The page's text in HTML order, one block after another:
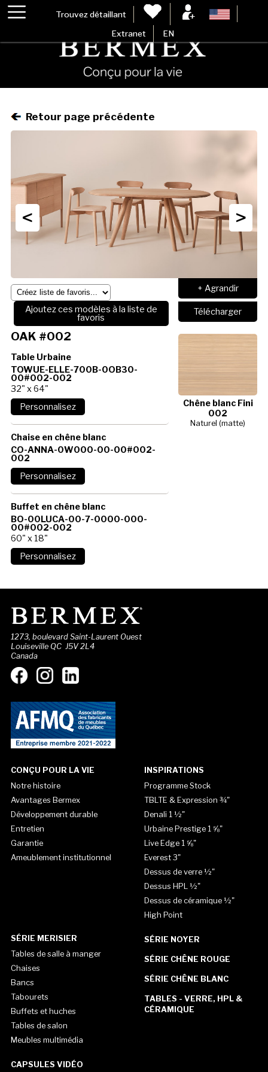
Trouvez détaillant
Extranet EN
Retour page précédente
< >
+ Agrandir
Télécharger
Chêne blanc Fini
002
Naturel (matte)
Ajoutez ces modèles à la liste de
favoris
OAK #002
Table Urbaine
TOWUE-ELLE-700B-0OB30-
00#002-002
32" x 64"
Chaise en chêne blanc
CO-ANNA-0W000-00-00#002-
002
Buffet en chêne blanc
BO-00LUCA-00-7-0000-000-
00#002-002
60" x 18"
1273, boulevard Saint-Laurent Ouest
Louiseville QC J5V 2L4
Canada
CONÇU POUR LA VIE
Notre histoire
Avantages Bermex
Développement durable
Entretien
Garantie
Ameublement institutionnel
INSPIRATIONS
Programme Stock
TBLTE & Expression ¾"
Denali 1 ½"
Urbaine Prestige 1 ⅝"
Live Edge 1 ⅝"
Everest 3"
Dessus de verre ½"
Dessus HPL ½"
Dessus de céramique ½"
High Point
SÉRIE MERISIER
Tables de salle à manger
Chaises
Bancs
Tabourets
Buffets et huches
Tables de salon
Meubles multimédia
SÉRIE NOYER
SÉRIE CHÊNE ROUGE
SÉRIE CHÊNE BLANC
TABLES - VERRE, HPL &
CÉRAMIQUE
CAPSULES VIDÉO